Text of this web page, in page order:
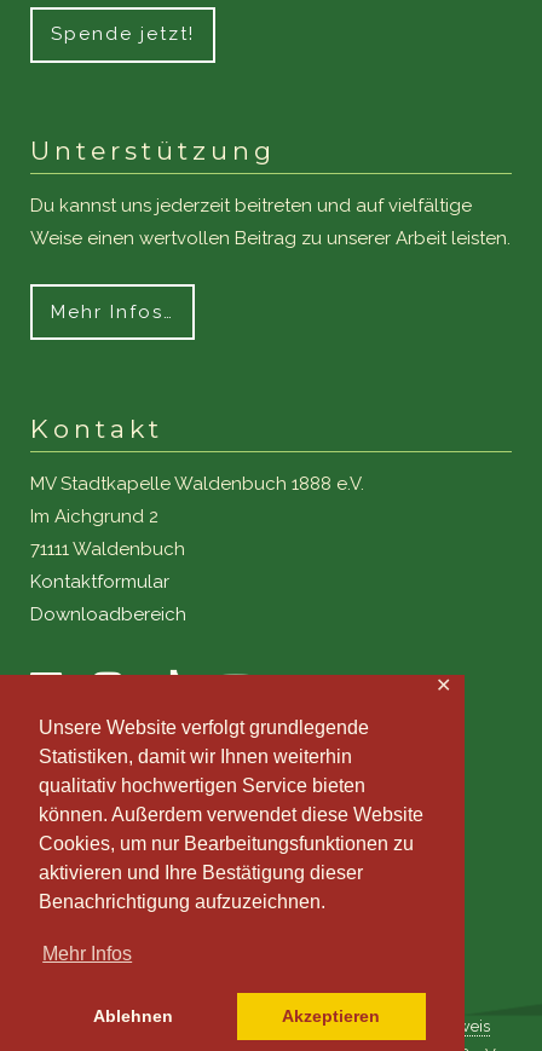
Unsere Website verfolgt grundlegende
Statistiken, damit wir Ihnen weiterhin
qualitativ hochwertigen Service bieten
können. Außerdem verwendet diese Website
Cookies, um nur Bearbeitungsfunktionen zu
aktivieren und Ihre Bestätigung dieser
Benachrichtigung aufzuzeichnen.
Mehr Infos
Ablehnen Akzeptieren
✕
Spende jetzt!
Unterstützung
Du kannst uns jederzeit beitreten und auf vielfältige
Weise einen wertvollen Beitrag zu unserer Arbeit leisten.
Mehr Infos…
Kontakt
MV Stadtkapelle Waldenbuch 1888 e.V.
Im Aichgrund 2
71111 Waldenbuch
Kontaktformular
Downloadbereich
Impressum|Datenschutz Datenmanagement
Fotohinweis